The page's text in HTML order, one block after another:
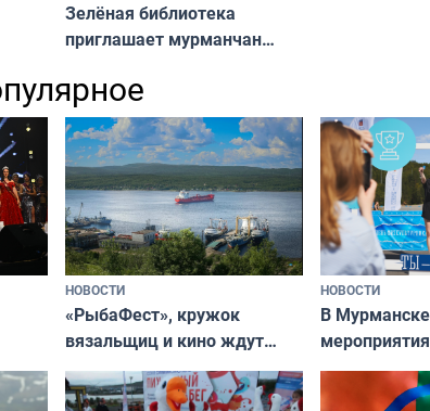
Зелёная библиотека
приглашает мурманчан
НОВОСТИ
«РыбаФест», кружок
вязальщиц и кино ждут
мурманчан в эти выходные
НОВОСТИ
В